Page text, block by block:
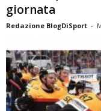
giornata
Redazione BlogDiSport -